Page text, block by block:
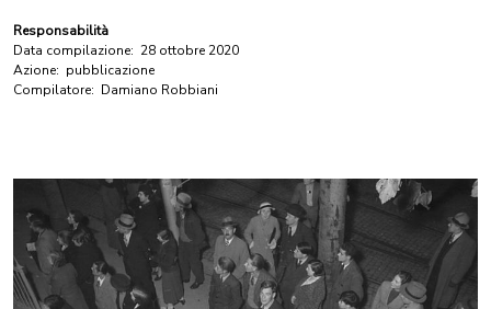
Responsabilità
Data compilazione: 28 ottobre 2020
Azione: pubblicazione
Compilatore: Damiano Robbiani